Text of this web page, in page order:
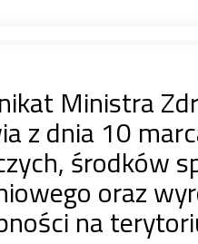
Ministra
z dnia 10
środków
oraz
na